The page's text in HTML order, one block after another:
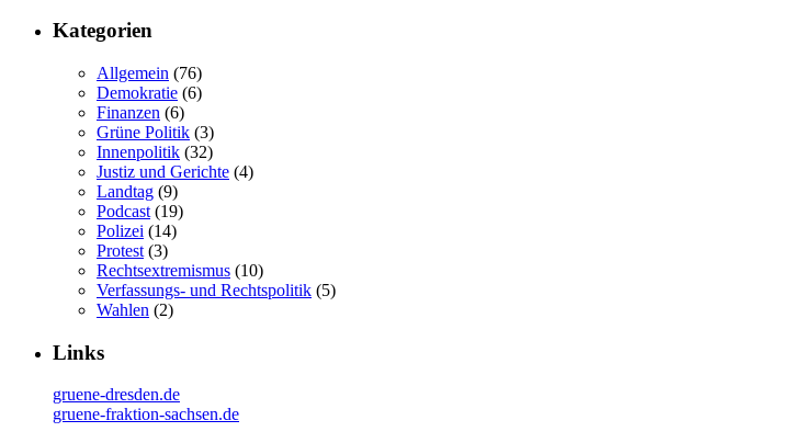
Kategorien
Allgemein (76)
Demokratie (6)
Finanzen (6)
Grüne Politik (3)
Innenpolitik (32)
Justiz und Gerichte (4)
Landtag (9)
Podcast (19)
Polizei (14)
Protest (3)
Rechtsextremismus (10)
Verfassungs- und Rechtspolitik (5)
Wahlen (2)
Links
gruene-dresden.de
gruene-fraktion-sachsen.de